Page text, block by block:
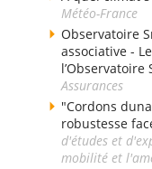
Météo-France
Observatoire
associative -
Assurances
"Cordons
robustesse
d'études et
mobilité et